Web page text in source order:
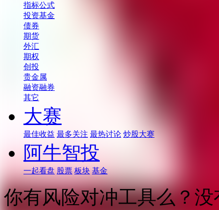
指标公式
投资基金
债券
期货
外汇
期权
创投
贵金属
融资融券
其它
大赛
最佳收益 最多关注 最热讨论 炒股大赛
阿牛智投
一起看盘 股票 板块 基金
你有风险对冲工具么？